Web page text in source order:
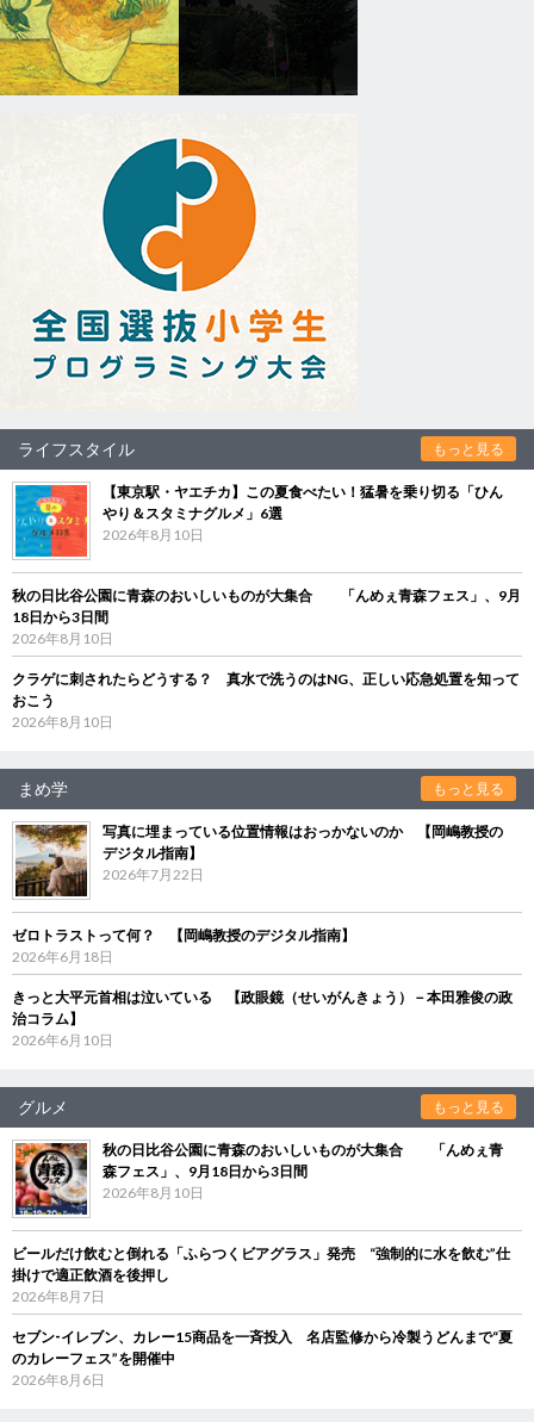
ライフスタイル もっと見る
【東京駅・ヤエチカ】この夏食べたい！猛暑を乗り切る「ひん
やり＆スタミナグルメ」6選
2026年8月10日
秋の日比谷公園に青森のおいしいものが大集合 「んめぇ青森フェス」、9月
18日から3日間
2026年8月10日
クラゲに刺されたらどうする？ 真水で洗うのはNG、正しい応急処置を知って
おこう
2026年8月10日
まめ学 もっと見る
写真に埋まっている位置情報はおっかないのか 【岡嶋教授の
デジタル指南】
2026年7月22日
ゼロトラストって何？ 【岡嶋教授のデジタル指南】
2026年6月18日
きっと大平元首相は泣いている 【政眼鏡（せいがんきょう）－本田雅俊の政
治コラム】
2026年6月10日
グルメ もっと見る
秋の日比谷公園に青森のおいしいものが大集合 「んめぇ青
森フェス」、9月18日から3日間
2026年8月10日
ビールだけ飲むと倒れる「ふらつくビアグラス」発売 “強制的に水を飲む”仕
掛けで適正飲酒を後押し
2026年8月7日
セブン‐イレブン、カレー15商品を一斉投入 名店監修から冷製うどんまで“夏
のカレーフェス”を開催中
2026年8月6日